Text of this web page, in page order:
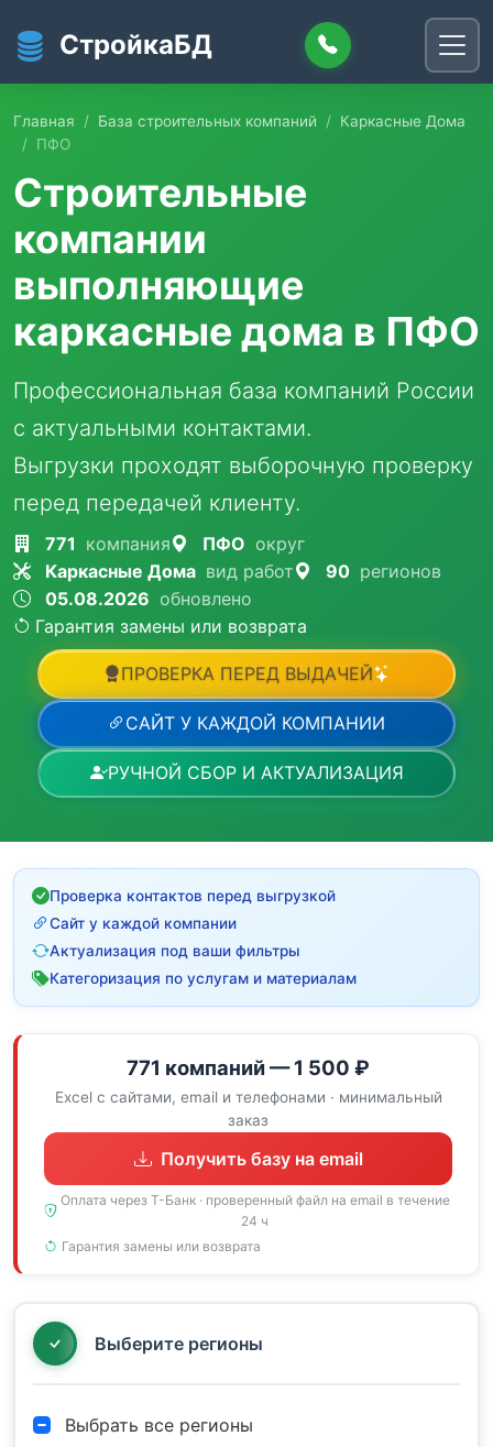
СтройкаБД
Главная База строительных компаний
Каркасные Дома
ПФО
Строительные
компании
выполняющие
каркасные дома в ПФО
Профессиональная база компаний России
с актуальными контактами.
Выгрузки проходят выборочную проверку
перед передачей клиенту.
771 компания ПФО округ
Каркасные Дома вид работ 90 регионов
05.08.2026 обновлено
Гарантия замены или возврата
ПРОВЕРКА ПЕРЕД ВЫДАЧЕЙ
САЙТ У КАЖДОЙ КОМПАНИИ
РУЧНОЙ СБОР И АКТУАЛИЗАЦИЯ
Проверка контактов перед выгрузкой
Сайт у каждой компании
Актуализация под ваши фильтры
Категоризация по услугам и материалам
771 компаний — 1 500 ₽
Excel с сайтами, email и телефонами · минимальный
заказ
Получить базу на email
Оплата через Т-Банк · проверенный файл на email в течение
24 ч
Гарантия замены или возврата
Выберите регионы
Выбрать все регионы